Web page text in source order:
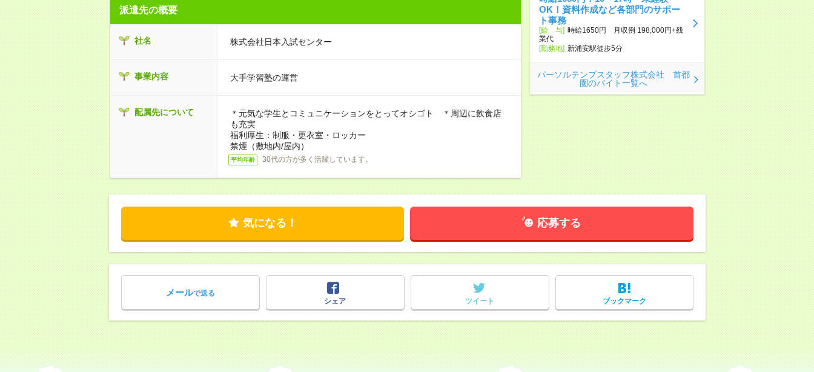
派遣先の概要
社名 株式会社日本入試センター
事業内容 大手学習塾の運営
配属先について
＊元気な学生とコミュニケーションをとってオシゴト ＊周辺に飲食店
も充実
福利厚生：制服・更衣室・ロッカー
禁煙（敷地内/屋内）
平均年齢 30代の方が多く活躍しています。
OK！資料作成など各部門のサポー
ト事務
[給 与] 時給1650円 月収例 198,000円+残
業代
[勤務地] 新浦安駅徒歩5分
パーソルテンプスタッフ株式会社 首都
圏のバイト一覧へ
気になる！ 応募する
メールで送る
シェア
ツイート ブックマーク